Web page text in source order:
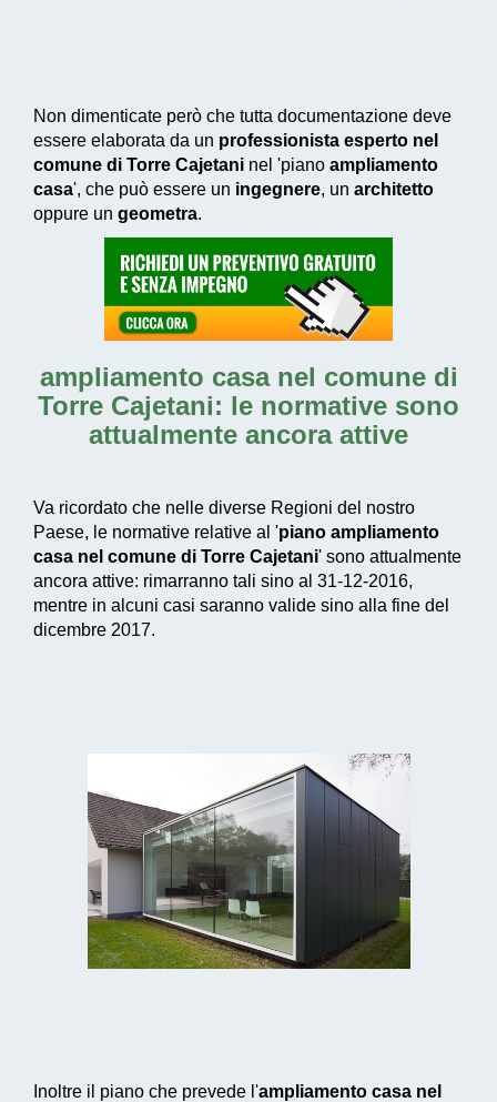
Non dimenticate però che tutta documentazione deve
essere elaborata da un professionista esperto nel
comune di Torre Cajetani nel 'piano ampliamento
casa', che può essere un ingegnere, un architetto
oppure un geometra.
ampliamento casa nel comune di
Torre Cajetani: le normative sono
attualmente ancora attive
Va ricordato che nelle diverse Regioni del nostro
Paese, le normative relative al 'piano ampliamento
casa nel comune di Torre Cajetani' sono attualmente
ancora attive: rimarranno tali sino al 31-12-2016,
mentre in alcuni casi saranno valide sino alla fine del
dicembre 2017.
Inoltre il piano che prevede l'ampliamento casa nel